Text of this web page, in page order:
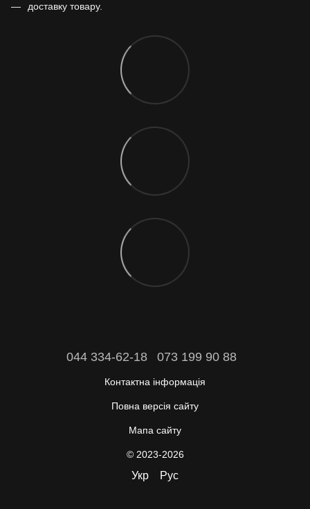
доставку товару.
044 334-62-18 073 199 90 88
Контактна інформація
Повна версія сайту
Мапа сайту
© 2023-2026
Укр Рус